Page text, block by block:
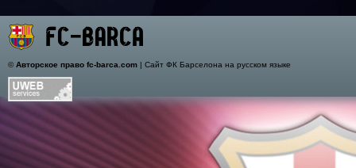
©Авторское право fc-barca.com| Сайт ФК Барселона на русском языке